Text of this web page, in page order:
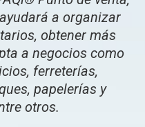
a organizar
obtener más
a negocios como
ferreterías,
papelerías y
otros.